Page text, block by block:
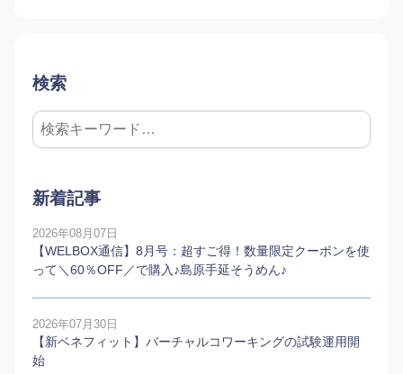
検索
新着記事
2026年08月07日
【WELBOX通信】8月号：超すご得！数量限定クーポンを使
って＼60％OFF／で購入♪島原手延そうめん♪
2026年07月30日
【新ベネフィット】バーチャルコワーキングの試験運用開
始